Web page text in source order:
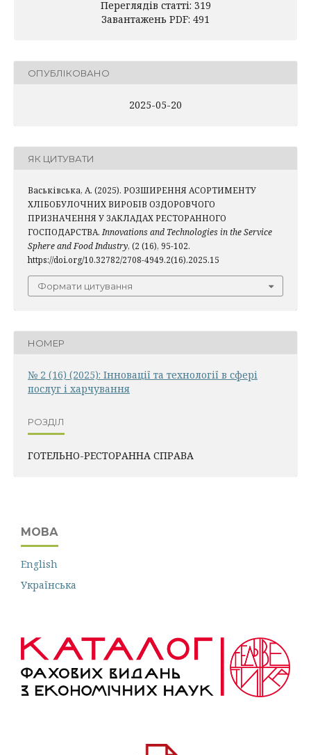
Переглядів статті: 319
Завантажень PDF: 491
ОПУБЛІКОВАНО
2025-05-20
ЯК ЦИТУВАТИ
Васьківська, А. (2025). РОЗШИРЕННЯ АСОРТИМЕНТУ
ХЛІБОБУЛОЧНИХ ВИРОБІВ ОЗДОРОВЧОГО
ПРИЗНАЧЕННЯ У ЗАКЛАДАХ РЕСТОРАННОГО
ГОСПОДАРСТВА.Innovations and Technologies in the Service
Sphere and Food Industry, (2 (16), 95-102.
https://doi.org/10.32782/2708-4949.2(16).2025.15
Формати цитування
НОМЕР
№ 2 (16) (2025): Інновації та технології в сфері
послуг і харчування
РОЗДІЛ
ГОТЕЛЬНО-РЕСТОРАННА СПРАВА
МОВА
English
Українська